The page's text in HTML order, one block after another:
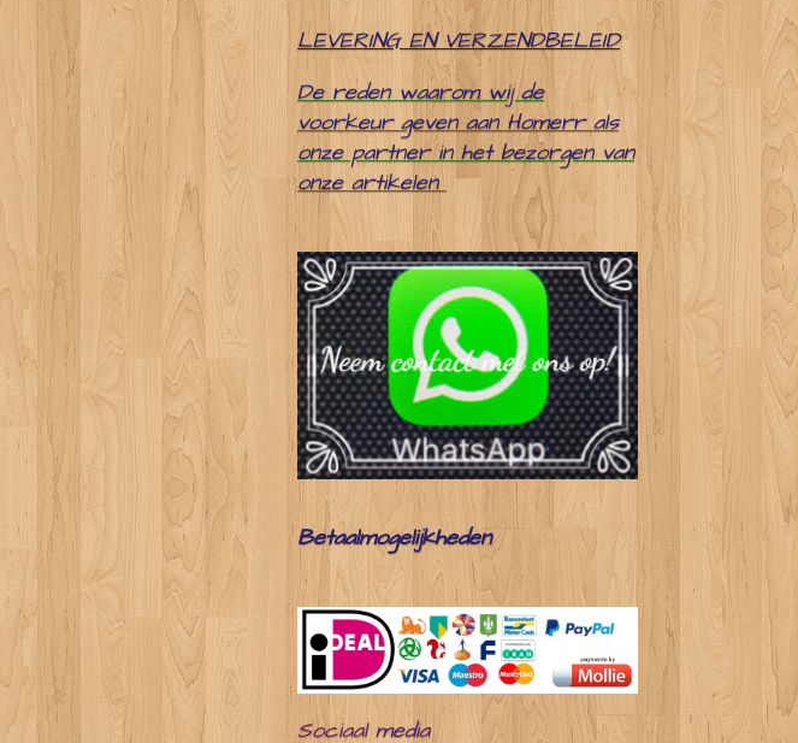
LEVERING EN VERZENDBELEID
De reden waarom wij de
voorkeur geven aan Homerr als
onze partner in het bezorgen van
onze artikelen
Betaalmogelijkheden
Sociaal media